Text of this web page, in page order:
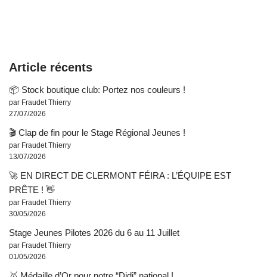
Article récents
📦 Stock boutique club: Portez nos couleurs !
par Fraudet Thierry
27/07/2026
🎬 Clap de fin pour le Stage Régional Jeunes !
par Fraudet Thierry
13/07/2026
🚀 EN DIRECT DE CLERMONT FÉIRA : L’ÉQUIPE EST
PRÊTE ! 👋
par Fraudet Thierry
30/05/2026
Stage Jeunes Pilotes 2026 du 6 au 11 Juillet
par Fraudet Thierry
01/05/2026